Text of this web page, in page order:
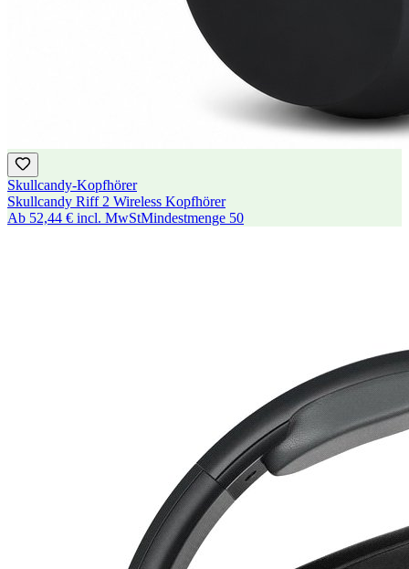
Skullcandy-Kopfhörer
Skullcandy Riff 2 Wireless Kopfhörer
Ab 52,44 € incl. MwStMindestmenge 50